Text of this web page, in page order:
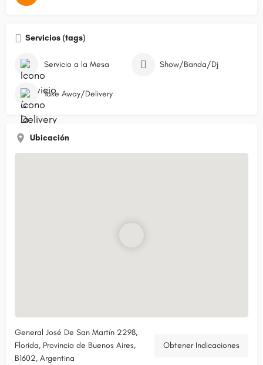
Servicios (tags)
Servicio a la Mesa Show/Banda/Dj
Take Away/Delivery
Ubicación
General José De San Martín 2298,
Florida, Provincia de Buenos Aires,
B1602, Argentina
Obtener Indicaciones